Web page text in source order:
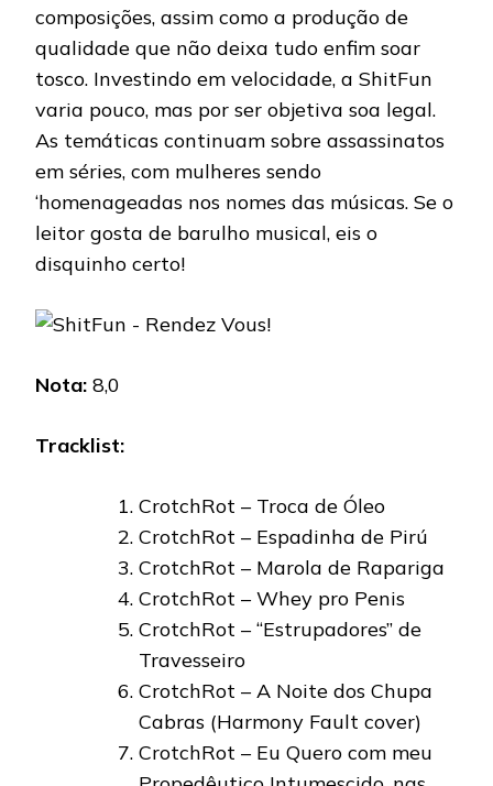
composições, assim como a produção de
qualidade que não deixa tudo enfim soar
tosco. Investindo em velocidade, a ShitFun
varia pouco, mas por ser objetiva soa legal.
As temáticas continuam sobre assassinatos
em séries, com mulheres sendo
‘homenageadas nos nomes das músicas. Se o
leitor gosta de barulho musical, eis o
disquinho certo!
Nota: 8,0
Tracklist:
CrotchRot – Troca de Óleo
CrotchRot – Espadinha de Pirú
CrotchRot – Marola de Rapariga
CrotchRot – Whey pro Penis
CrotchRot – “Estrupadores” de
Travesseiro
CrotchRot – A Noite dos Chupa
Cabras (Harmony Fault cover)
CrotchRot – Eu Quero com meu